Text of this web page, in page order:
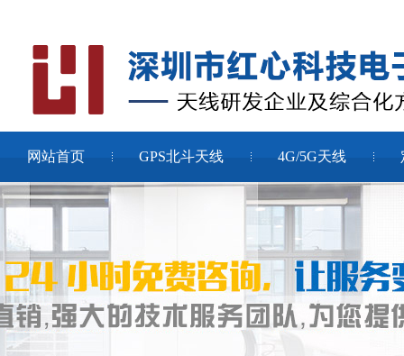
网站首页 GPS北斗天线 4G/5G天线